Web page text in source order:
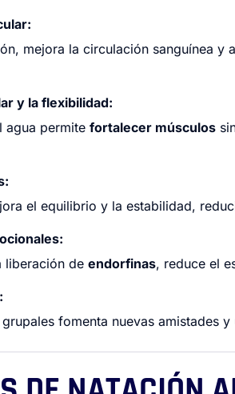
mejora la circulación sanguínea y
y la flexibilidad:
agua permite fortalecer músculos
el equilibrio y la estabilidad,
liberación de endorfinas, reduce el
fomenta nuevas amistades